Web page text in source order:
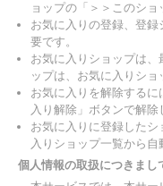
ョップの「＞＞このショ
お気に入りの登録、登
要です。
お気に入りショップは、
ップは、お気に入りショ
お気に入りを解除する
入り解除」ボタンで解除
お気に入りに登録した
入りショップ一覧から自
個人情報の取扱につきまし